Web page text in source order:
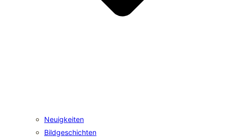
Neuigkeiten
Bildgeschichten